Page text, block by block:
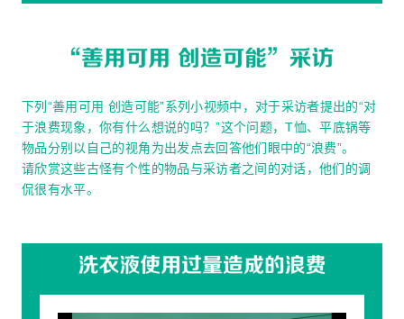
下列“善用可用 创造可能”系列小视频中，对于采访者提出的“对
于浪费现象，你有什么想说的吗？”这个问题，T恤、平底锅等
物品分别以自己的视角为出发点去回答他们眼中的“浪费”。
请欣赏这些古怪有个性的物品与采访者之间的对话，他们的调
侃很有水平。